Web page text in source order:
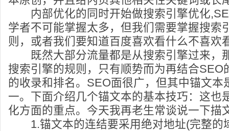
内部优化的同时开始做搜索引擎优化
学者不可能掌握太多，但我们需要掌握搜索
则，或者我们要知道百度喜欢看什么不喜欢
既然大部分流量都是从搜索引擎过来，
搜索引擎的规则，只有顺势而为再结合SEO
的收录和排名。SEO面很广，但其中锚文本
一。下面介绍几个锚文本的基本技巧：这也
化方面的重点。今天我再老生常谈说一下描
1.锚文本的连结要采用绝对地址(完整的